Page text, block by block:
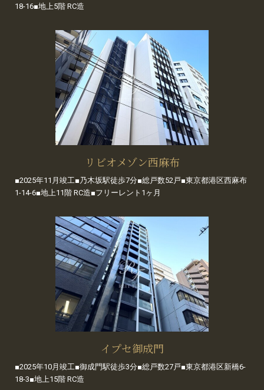
18-16■地上5階 RC造
リビオメゾン西麻布
■2025年11月竣工■乃木坂駅徒歩7分■総戸数52戸■東京都港区西麻布
1-14-6■地上11階 RC造■フリーレント1ヶ月
イプセ御成門
■2025年10月竣工■御成門駅徒歩3分■総戸数27戸■東京都港区新橋6-
18-3■地上15階 RC造